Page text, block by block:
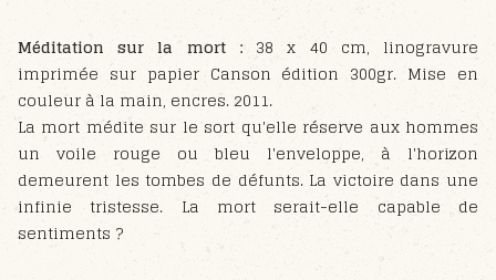
Méditation sur la mort :38 x 40 cm, linogravure
imprimée sur papier Canson édition 300gr. Mise en
couleur à la main, encres. 2011.
La mort médite sur le sort qu'elle réserve aux hommes
un voile rouge ou bleu l'enveloppe, à l'horizon
demeurent les tombes de défunts. La victoire dans une
infinie tristesse. La mort serait-elle capable de
sentiments ?